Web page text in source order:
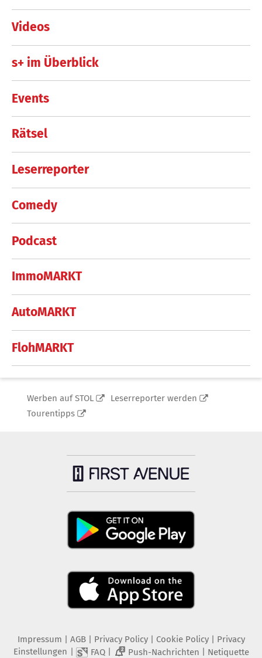
Videos
s+ im Überblick
Events
Rätsel
Leserreporter
Comedy
Podcast
ImmoMARKT
AutoMARKT
FlohMARKT
Werben auf STOL
Leserreporter werden
Tourentipps
Impressum AGB Privacy Policy| Cookie Policy| Privacy
Einstellungen
FAQ| 2 Push-Nachrichten Netiquette